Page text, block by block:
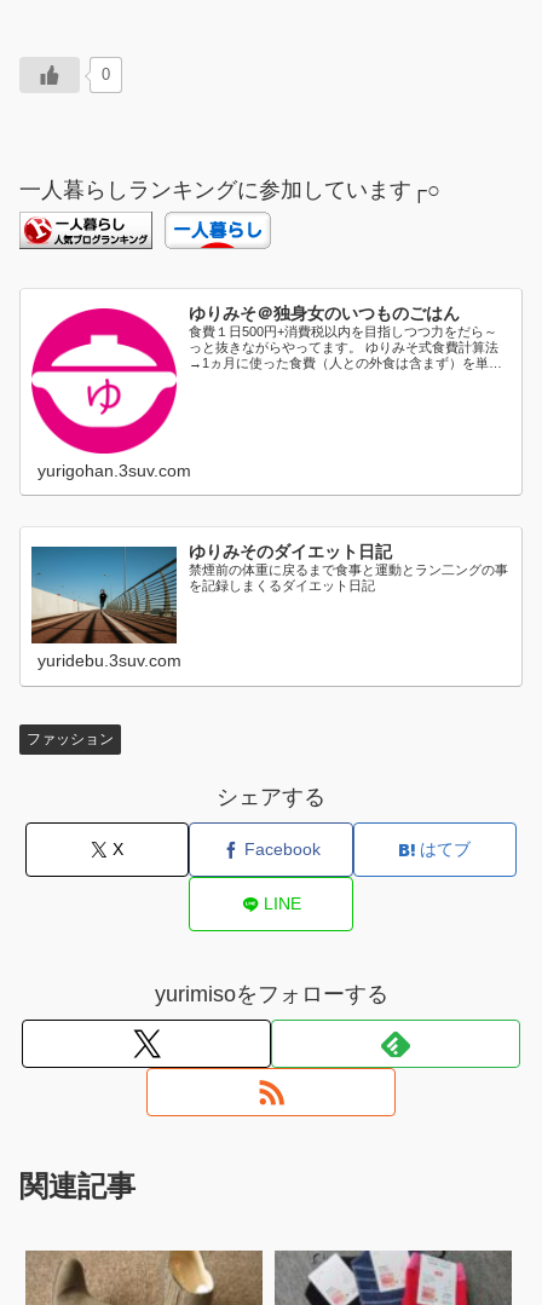
0
一人暮らしランキングに参加しています┌○
ゆりみそ＠独身女のいつものごはん
食費１日500円+消費税以内を目指しつつ力をだら～
っと抜きながらやってます。 ゆりみそ式食費計算法
→1ヵ月に使った食費（人との外食は含まず）を単純
yurigohan.3suv.com
ゆりみそのダイエット日記
禁煙前の体重に戻るまで食事と運動とラン二ングの事
を記録しまくるダイエット日記
yuridebu.3suv.com
ファッション
シェアする
X Facebook はてブ
LINE
yurimisoをフォローする
関連記事